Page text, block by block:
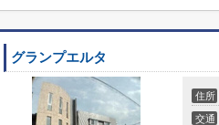
グランプエルタ
住所
交通